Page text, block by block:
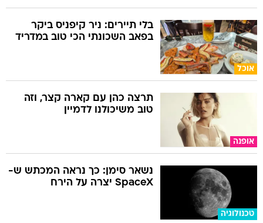
אוכל
בלי תיירים: ניר קיפניס ביקר
בפאב השכונתי הכי טוב במדריד
אופנה
תרצה כהן עם קארה קצר, וזה
טוב משיכולנו לדמיין
טכנולוגיה
נשאר סימן: כך נראה המכתש ש-
SpaceX יצרה על הירח